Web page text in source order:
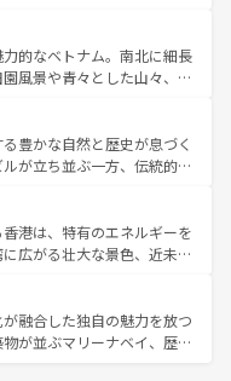
ど、バラエティ豊かな料理
の台湾情報は コンテンツ一覧を参
々の自然美を楽しむことが
、絶品のストリートフード
っている。夜には、韓国な
多彩な魅力を心ゆくまで味
い。 なお、新着の韓国情報はコンテンツ一
的なベトナム。南北に細長
風景や青々とした山々、世
。ハノイの古い町並みやホ
の建物も、独特の雰囲気を
ティの豊かさとおいしさで
トナムコーヒーなどは、ぜ
を訪れてもあたたかい人々
きっと忘れられない旅にな
豊かな自然と歴史が息づく
が立ち並ぶ一方、伝統的な
はチェンマイなどの山岳地
プーケットやクラビの美し
むことができる。タイ料理
どの季節にも異なる楽しみ
イの人々、仏教を中心とし
が、訪れる旅人を魅了し続
港は、特有のエネルギーを
広がる壮大な景色、近未来
ず。観光スポットが密集し
れるのも魅力。息をのむよ
、香港を存分に楽しみ尽く
融合した独自の魅力を放つ
が並ぶマリーナベイ、歴史